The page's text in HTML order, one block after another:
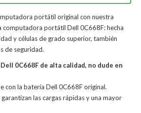
portátil original con nuestra
computadora portátil Dell 0C668F: hecha
y células de grado superior, también
de seguridad.
0C668F de alta calidad, no dude en
con la batería Dell 0C668F original.
las cargas rápidas y una mayor